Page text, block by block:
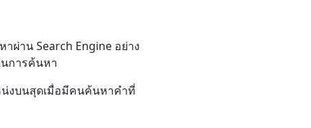
ผ่าน Search Engine อย่าง
การค้นหา
น่งบนสุดเมื่อมีคนค้นหาคำที่